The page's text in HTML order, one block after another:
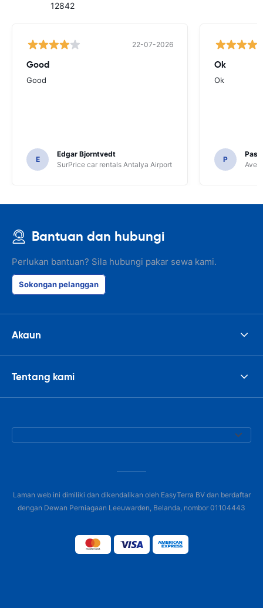
12842
22-07-2026
Good
Good
E
Edgar Bjorntvedt
SurPrice car rentals Antalya Airport
Ok
Ok
P
Avec
Bantuan dan hubungi
Perlukan bantuan? Sila hubungi pakar sewa kami.
Sokongan pelanggan
Akaun
Tentang kami
Laman web ini dimiliki dan dikendalikan oleh EasyTerra BV dan berdaftar
dengan Dewan Perniagaan Leeuwarden, Belanda, nombor 01104443